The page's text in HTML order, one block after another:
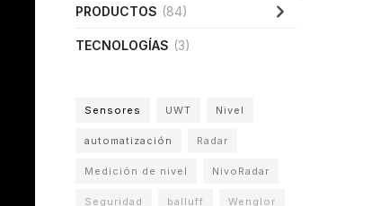
PRODUCTOS (84)
TECNOLOGÍAS (3)
Sensores UWT Nivel
automatización Radar
Medición de nivel NivoRadar
Seguridad balluff Wenglor